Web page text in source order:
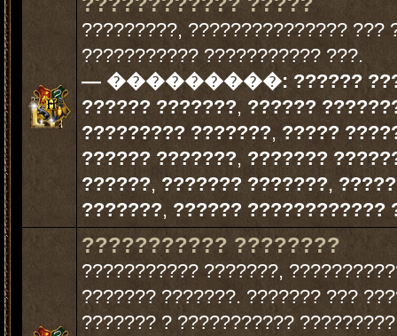
?????????, ??????????????? ???
??????????? ??????????? ???.
— ���������: ??????
?????? ???????, ??????
????????? ???????, ?????
?????? ???????, ???????
??????, ??????? ???????,
???????, ?????? ????????????
??????????? ????????
??????????? ???????,
??????? ???????. ??????? ???
??????? ? ???????????